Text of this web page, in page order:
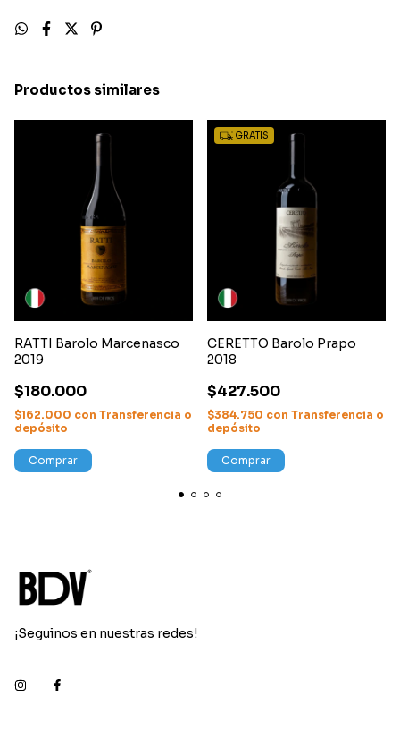
Productos similares
RATTI Barolo Marcenasco
2019
$180.000
$162.000 con Transferencia o
depósito
Comprar
GRATIS
CERETTO Barolo Prapo
2018
$427.500
$384.750 con Transferencia o
depósito
Comprar
¡Seguinos en nuestras redes!